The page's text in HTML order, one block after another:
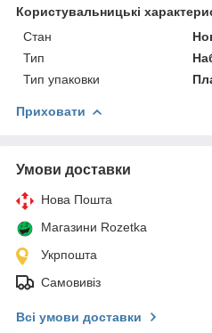
Користувальницькі
Стан
Тип
Тип упаковки
Приховати
Умови доставки
Нова Пошта
Магазини Rozetka
Укрпошта
Самовивіз
Всі умови доставки